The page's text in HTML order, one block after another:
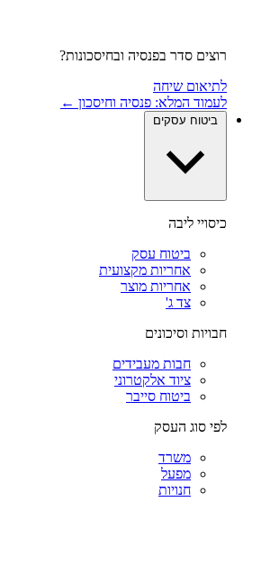
רוצים סדר בפנסיה ובחיסכונות?
לתיאום שיחה
לעמוד המלא: פנסיה וחיסכון ←
ביטוח עסקים
כיסויי ליבה
ביטוח עסק
אחריות מקצועית
אחריות מוצר
צד ג'
חבויות וסיכונים
חבות מעבידים
ציוד אלקטרוני
ביטוח סייבר
לפי סוג העסק
משרד
מפעל
חנויות